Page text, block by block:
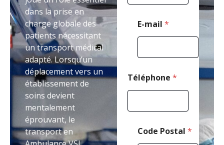
dans la prise en
charge globale des
patients nécessitant
un transport médical
adapté. Lorsqu’un
déplacement vers un
établissement de
soins devient
mentalement
éprouvant, le
transport en
a
e
E-mail *
Téléphone *
Code Postal *